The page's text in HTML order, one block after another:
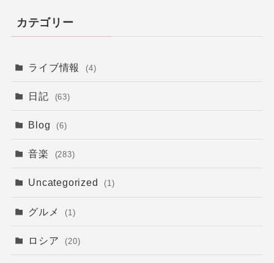
カテゴリー
ライブ情報 (4)
日記 (63)
Blog (6)
音楽 (283)
Uncategorized (1)
グルメ (1)
ロシア (20)